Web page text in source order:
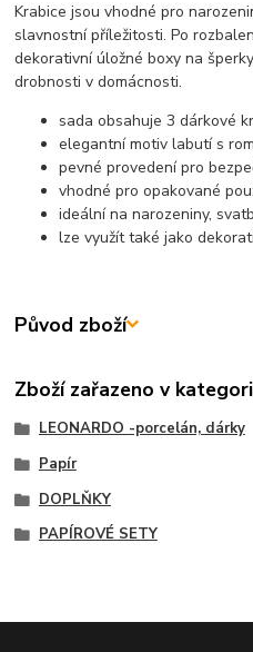
Krabice jsou vhodné pro
slavnostní příležitosti. Po
dekorativní úložné boxy na
drobnosti v domácnosti.
sada obsahuje 3 dárkové
elegantní motiv labutí s
pevné provedení pro
vhodné pro opakované
ideální na narozeniny,
lze využít také jako
Původ zboží
Zboží zařazeno v
LEONARDO -porcelán, dárky
Papír
DOPLŇKY
PAPÍROVÉ SETY